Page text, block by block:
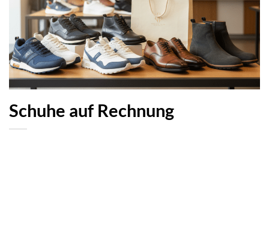
Schuhe auf Rechnung